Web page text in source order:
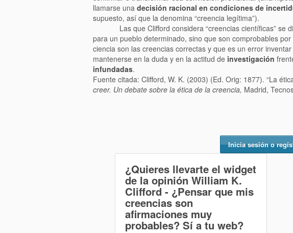
llamarse una decisión racional en condiciones de
supuesto, así que la denomina “creencia legítima”).
Las que Clifford considera “creencias científicas” se
para un pueblo determinado, sino que son comprobables
ciencia son las creencias correctas y que es un error
mantenerse en la duda y en la actitud de investigación
infundadas.
Fuente citada: Clifford, W. K. (2003) (Ed. Orig: 1877). “La
creer. Un debate sobre la ética de la creencia, Madrid,
Inicia sesión o
¿Quieres llevarte el widget
de la opiniónWilliam K.
Clifford - ¿Pensar que mis
creencias son
afirmaciones muy
probables? Sí a tu web?